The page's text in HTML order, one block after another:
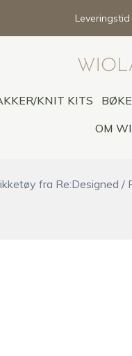
KNIT KITS
OM
fra Re:Designed /